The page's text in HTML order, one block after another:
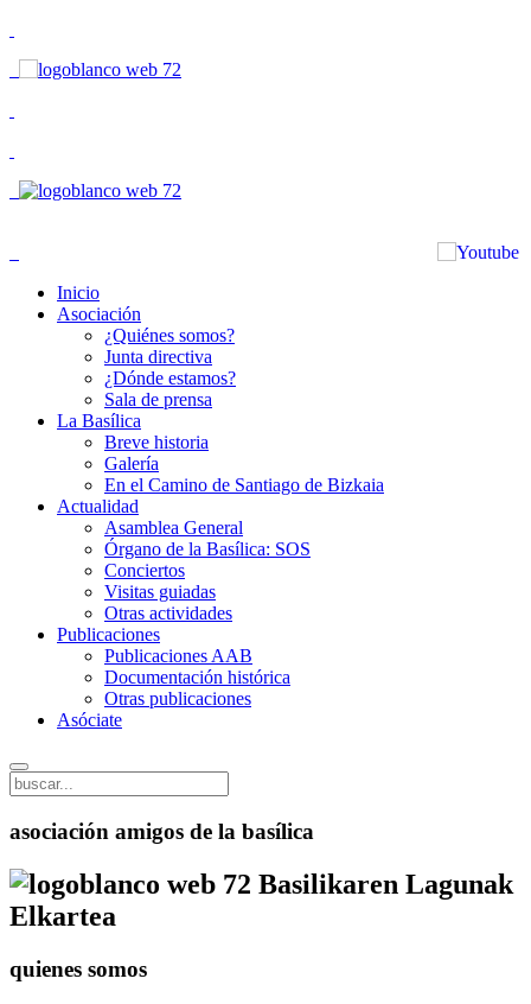
Inicio
Asociación
¿Quiénes somos?
Junta directiva
¿Dónde estamos?
Sala de prensa
La Basílica
Breve historia
Galería
En el Camino de Santiago de Bizkaia
Actualidad
Asamblea General
Órgano de la Basílica: SOS
Conciertos
Visitas guiadas
Otras actividades
Publicaciones
Publicaciones AAB
Documentación histórica
Otras publicaciones
Asóciate
asociación amigos de la basílica
Basilikaren Lagunak
Elkartea
quienes somos